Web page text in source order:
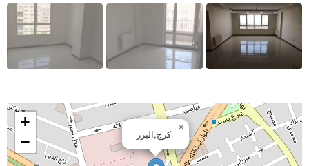
کرج,البرز
×
+
−